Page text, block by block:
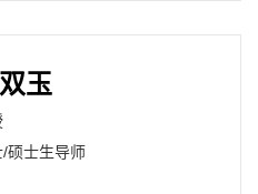
玉
/硕士生导师